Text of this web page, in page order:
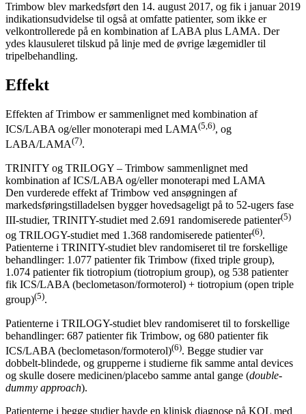
Trimbow blev markedsført den 14. august 2017, og fik i januar 2019
indikationsudvidelse til også at omfatte patienter, som ikke er
velkontrollerede på en kombination af LABA plus LAMA. Der
ydes klausuleret tilskud på linje med de øvrige lægemidler til
tripelbehandling.
Effekt
Effekten af Trimbow er sammenlignet med kombination af
ICS/LABA og/eller monoterapi med LAMA(5,6), og
LABA/LAMA(7).
TRINITY og TRILOGY – Trimbow sammenlignet med
kombination af ICS/LABA og/eller monoterapi med LAMA
Den vurderede effekt af Trimbow ved ansøgningen af
markedsføringstilladelsen bygger hovedsageligt på to 52-ugers fase
III-studier, TRINITY-studiet med 2.691 randomiserede patienter(5)
og TRILOGY-studiet med 1.368 randomiserede patienter(6).
Patienterne i TRINITY-studiet blev randomiseret til tre forskellige
behandlinger: 1.077 patienter fik Trimbow (fixed triple group),
1.074 patienter fik tiotropium (tiotropium group), og 538 patienter
fik ICS/LABA (beclometason/formoterol) + tiotropium (open triple
group)(5).
Patienterne i TRILOGY-studiet blev randomiseret til to forskellige
behandlinger: 687 patienter fik Trimbow, og 680 patienter fik
ICS/LABA (beclometason/formoterol)(6). Begge studier var
dobbelt-blindede, og grupperne i studierne fik samme antal devices
og skulle dosere medicinen/placebo samme antal gange (double-
dummy approach).
Patienterne i begge studier havde en klinisk diagnose på KOL med